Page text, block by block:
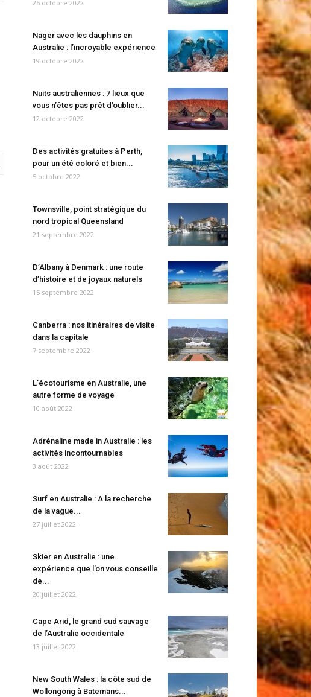
26 octobre 2022
Nager avec les dauphins en
Australie : l’incroyable expérience
19 octobre 2022
Nuits australiennes : 7 lieux que
vous n’êtes pas prêt d’oublier...
12 octobre 2022
Des activités gratuites à Perth,
pour un été coloré et bien...
5 octobre 2022
Townsville, point stratégique du
nord tropical Queensland
21 septembre 2022
D’Albany à Denmark : une route
d’histoire et de joyaux naturels
15 septembre 2022
Canberra : nos itinéraires de visite
dans la capitale
7 septembre 2022
L’écotourisme en Australie, une
autre forme de voyage
10 août 2022
Adrénaline made in Australie : les
activités incontournables
3 août 2022
Surf en Australie : A la recherche
de la vague...
27 juillet 2022
Skier en Australie : une
expérience que l’on vous conseille
de...
20 juillet 2022
Cape Arid, le grand sud sauvage
de l’Australie occidentale
13 juillet 2022
New South Wales : la côte sud de
Wollongong à Batemans...